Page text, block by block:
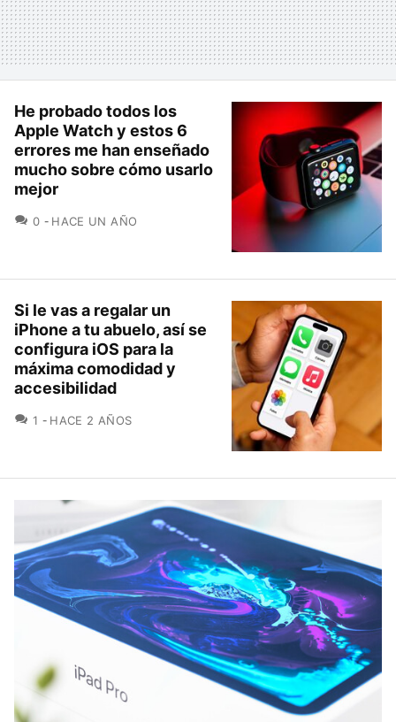
He probado todos los
Apple Watch y estos 6
errores me han enseñado
mucho sobre cómo usarlo
mejor
0 COMENTARIOS
HACE UN AÑO
Si le vas a regalar un
iPhone a tu abuelo, así se
configura iOS para la
máxima comodidad y
accesibilidad
1 COMENTARIOS
HACE 2 AÑOS